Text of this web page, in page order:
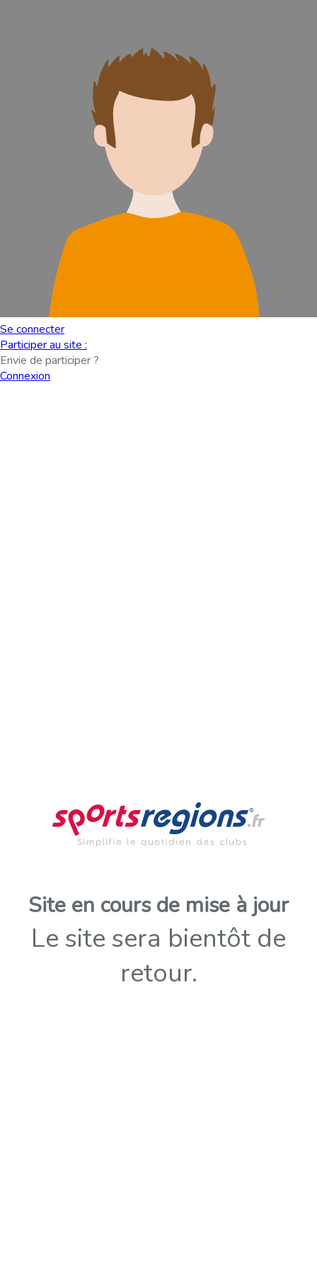
Se connecter
Participer au site :
Envie de participer ?
Connexion
Site en cours de mise à jour
Le site sera bientôt de
retour.